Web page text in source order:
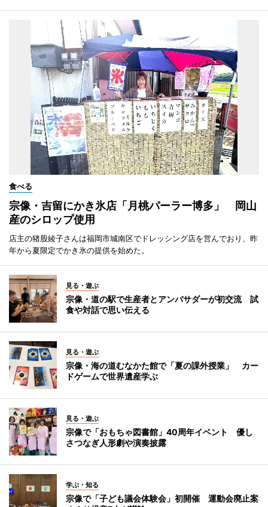
食べる
宗像・吉留にかき氷店「月桃パーラー博多」 岡山
産のシロップ使用
店主の猪股綾子さんは福岡市城南区でドレッシング店を営んでおり、昨
年から夏限定でかき氷の提供を始めた。
見る・遊ぶ
宗像・道の駅で生産者とアンバサダーが初交流 試
食や対話で思い伝える
見る・遊ぶ
宗像・海の道むなかた館で「夏の課外授業」 カー
ドゲームで世界遺産学ぶ
見る・遊ぶ
宗像で「おもちゃ図書館」40周年イベント 優し
さつなぎ人形劇や演奏披露
学ぶ・知る
宗像で「子ども議会体験会」初開催 運動会廃止案